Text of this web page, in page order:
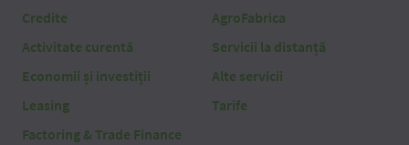
Credite
Activitate curentă
Economii și investiții
Leasing
Factoring & Trade Finance
AgroFabrica
Servicii la distanță
Alte servicii
Tarife